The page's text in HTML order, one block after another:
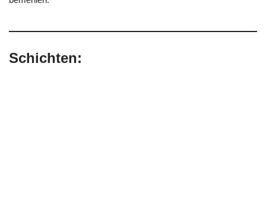
Schichten: